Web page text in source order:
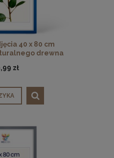
40 x 80 cm
drewna
zł